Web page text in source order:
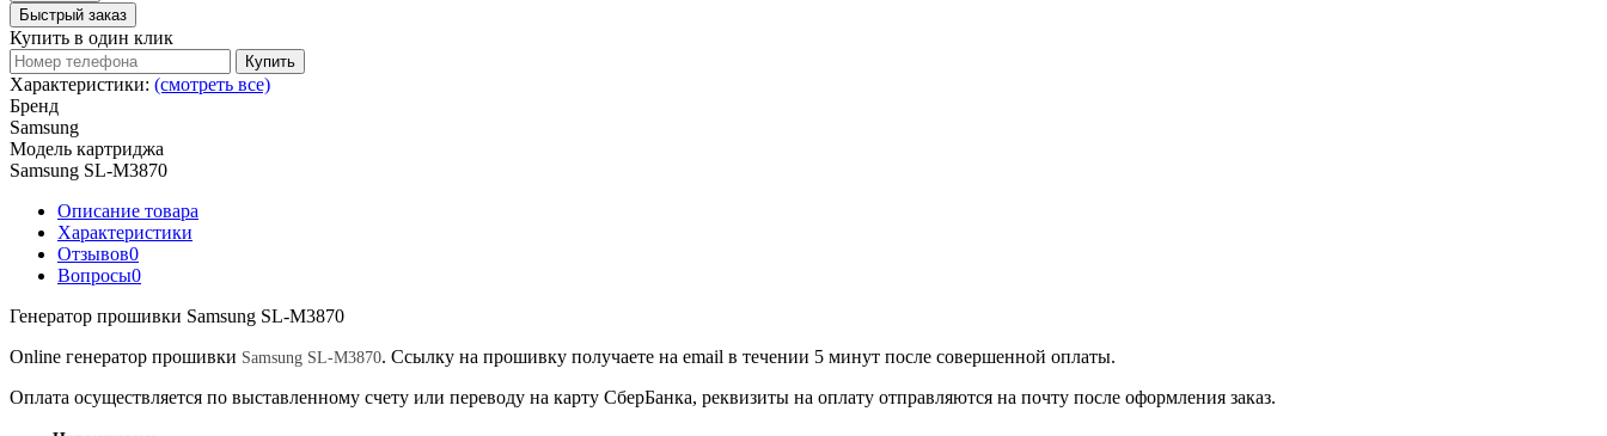
Быстрый заказ
Купить в один клик
Купить
Характеристики: (смотреть все)
Бренд
Samsung
Модель картриджа
Samsung SL-M3870
Описание товара
Характеристики
Отзывов0
Вопросы0
Генератор прошивки Samsung SL-M3870
Online генератор прошивки Samsung SL-M3870. Ссылку на прошивку получаете на email в течении 5 минут после совершенной оплаты.
Оплата осуществляется по выставленному счету или переводу на карту СберБанка, реквизиты на оплату отправляются на почту после оформления заказ.